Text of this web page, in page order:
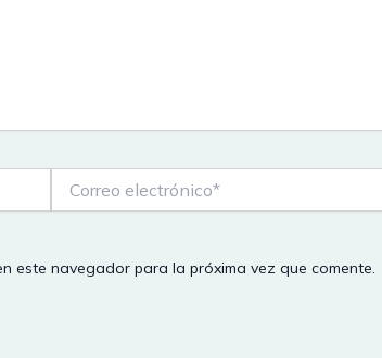
electrónico*
este navegador para la próxima vez que comente.